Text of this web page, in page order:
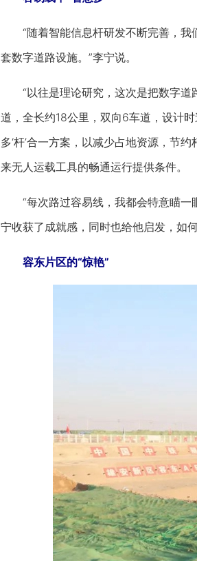
“随着智能信息杆研发不断完善，我
套数字道路设施。”李宁说。
“以往是理论研究，这次是把数字道
道，全长约18公里，双向6车道，设计
多‘杆’合一方案，以减少占地资源，节
来无人运载工具的畅通运行提供条件。
“每次路过容易线，我都会特意瞄一
宁收获了成就感，同时也给他启发，如
容东片区的“惊艳”